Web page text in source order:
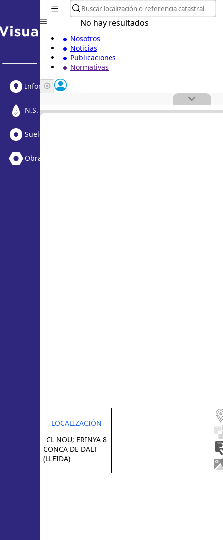
Informe Urbanístico
N.S. Medioambiental
Suelo Vacante + Obras
Obras
No hay resultados
Nosotros
Noticias
Publicaciones
Normativas
LOCALIZACIÓN
CL NOU; ERINYA 8
CONCA DE DALT
(LLEIDA)